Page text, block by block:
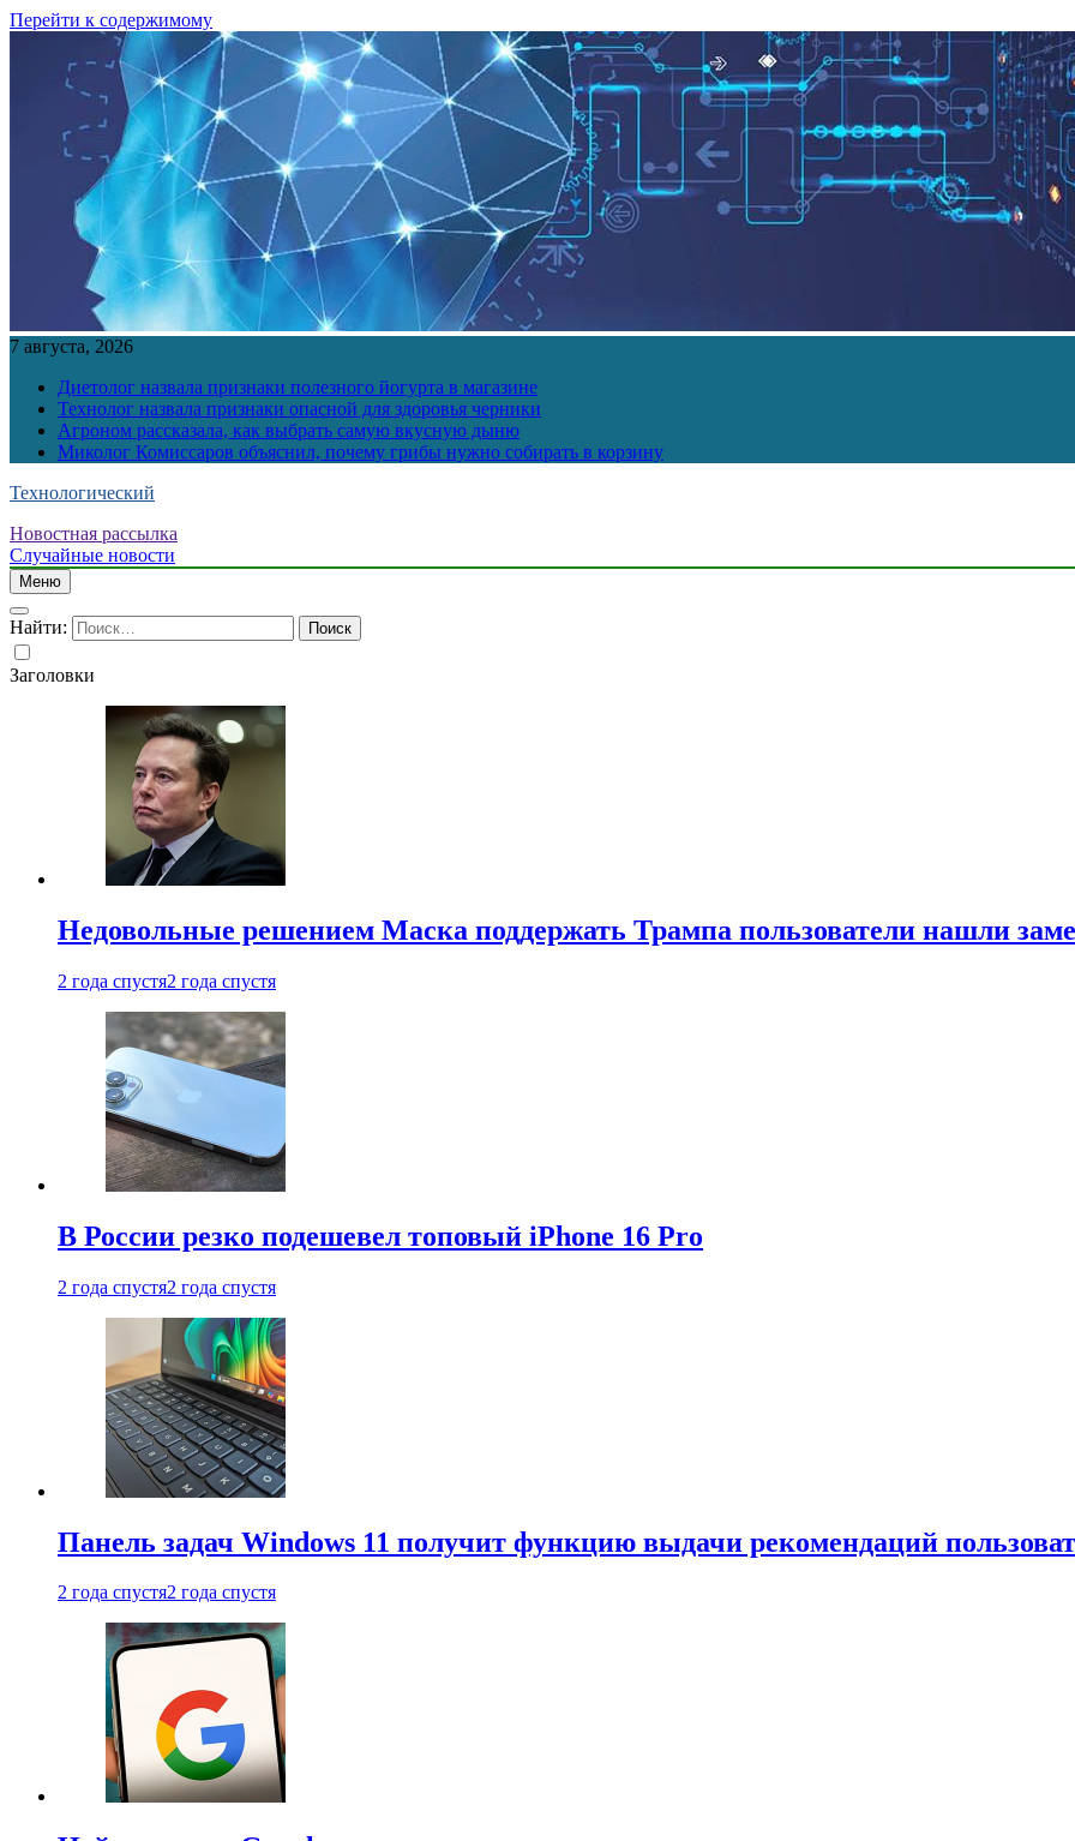
Перейти к содержимому
7 августа, 2026
Диетолог назвала признаки полезного йогурта в магазине
Технолог назвала признаки опасной для здоровья черники
Агроном рассказала, как выбрать самую вкусную дыню
Миколог Комиссаров объяснил, почему грибы нужно собирать в корзину
Технологический
Новостная рассылка
Случайные новости
Меню
Найти:
Заголовки
Недовольные решением Маска поддержать Трампа пользователи нашли
2 года спустя2 года спустя
В России резко подешевел топовый iPhone 16 Pro
2 года спустя2 года спустя
Панель задач Windows 11 получит функцию выдачи рекомендаций
2 года спустя2 года спустя